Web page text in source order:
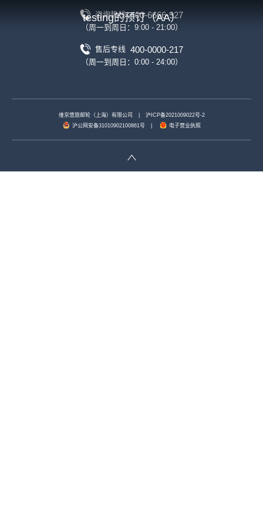
testing的预订（AA）
咨询热线 400-6666-927
（周一到周日：9:00 - 21:00）
售后专线 400-0000-217
（周一到周日：0:00 - 24:00）
维京悠旅邮轮（上海）有限公司
沪ICP备2021009022号-2
沪公网安备31010902100861号
电子营业执照